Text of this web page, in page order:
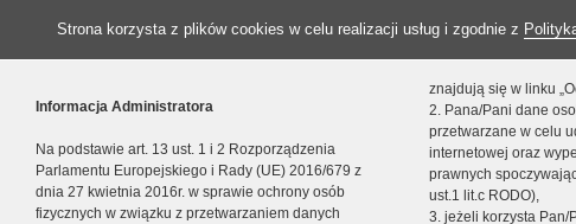
Strona korzysta z plików cookies w celu realizacji usług i zgodnie z
Informacja Administratora
Na podstawie art. 13 ust. 1 i 2 Rozporządzenia
Parlamentu Europejskiego i Rady (UE) 2016/679 z
dnia 27 kwietnia 2016r. w sprawie ochrony osób
fizycznych w związku z przetwarzaniem danych
znajdują się w linku
2. Pana/Pani dane
przetwarzane w celu
internetowej oraz
prawnych
ust.1 lit.c RODO),
3. jeżeli korzysta Pan/